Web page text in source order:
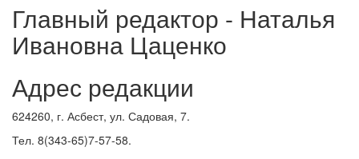
Главный редактор - Наталья
Ивановна Цаценко
Адрес редакции
624260, г. Асбест, ул. Садовая, 7.
Тел. 8(343-65)7-57-58.